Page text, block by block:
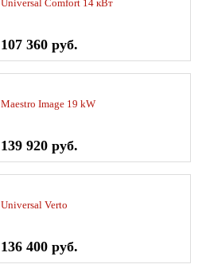
Universal Comfort 14 кВт
107 360 руб.
Maestro Image 19 kW
139 920 руб.
Universal Verto
136 400 руб.